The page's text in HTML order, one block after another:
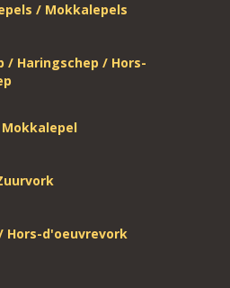
/ Mokkalepels
/ Haringschep / Hors-
Hors-d'oeuvrevork